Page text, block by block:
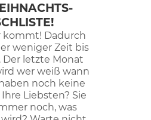
kommt! Dadurch
weniger Zeit bis
letzte Monat
wer weiß wann
noch keine
Liebsten? Sie
noch, was